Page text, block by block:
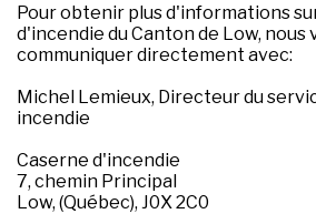
Pour obtenir plus d'informations
d'incendie du Canton de Low, nous
communiquer directement avec:
Michel Lemieux, Directeur du
incendie
Caserne d'incendie
7, chemin Principal
Low, (Québec), J0X 2C0